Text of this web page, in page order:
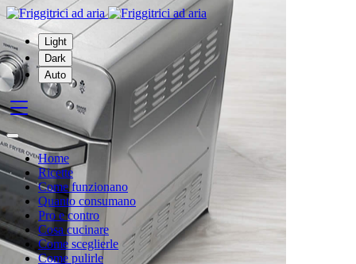
Light
Dark
Auto
Home
Ricette
Come funzionano
Quanto consumano
Pro e contro
Cosa cucinare
Come sceglierle
Come pulirle